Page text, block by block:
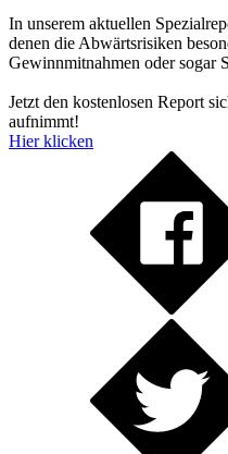
In unserem aktuellen
denen die Abwärtsrisiken
Gewinnmitnahmen oder sogar
Jetzt den kostenlosen Report
aufnimmt!
Hier klicken